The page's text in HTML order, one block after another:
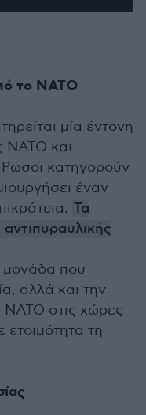
το ΝΑΤΟ
μία έντονη
ΝΑΤΟ και
κατηγορούν
έναν
Τα
που
αλλά και την
ΝΑΤΟ στις χώρες
ετοιμότητα τη